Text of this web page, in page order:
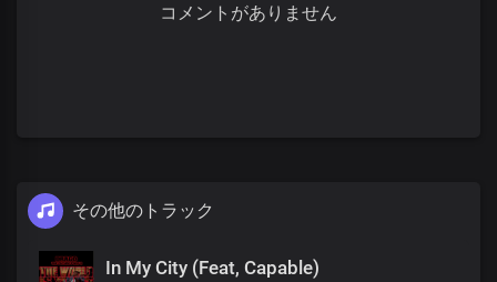
コメントがありません
その他のトラック
In My City (Feat, Capable)